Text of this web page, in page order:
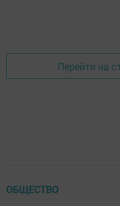
Перейти на
ОБЩЕСТВО